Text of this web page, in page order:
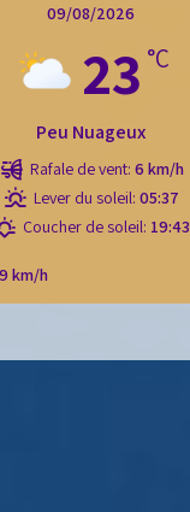
09/08/2026
23 °C
Peu Nuageux
9 km/h
Rafale de vent: 6 km/h
Lever du soleil: 05:37
Coucher de soleil: 19:43